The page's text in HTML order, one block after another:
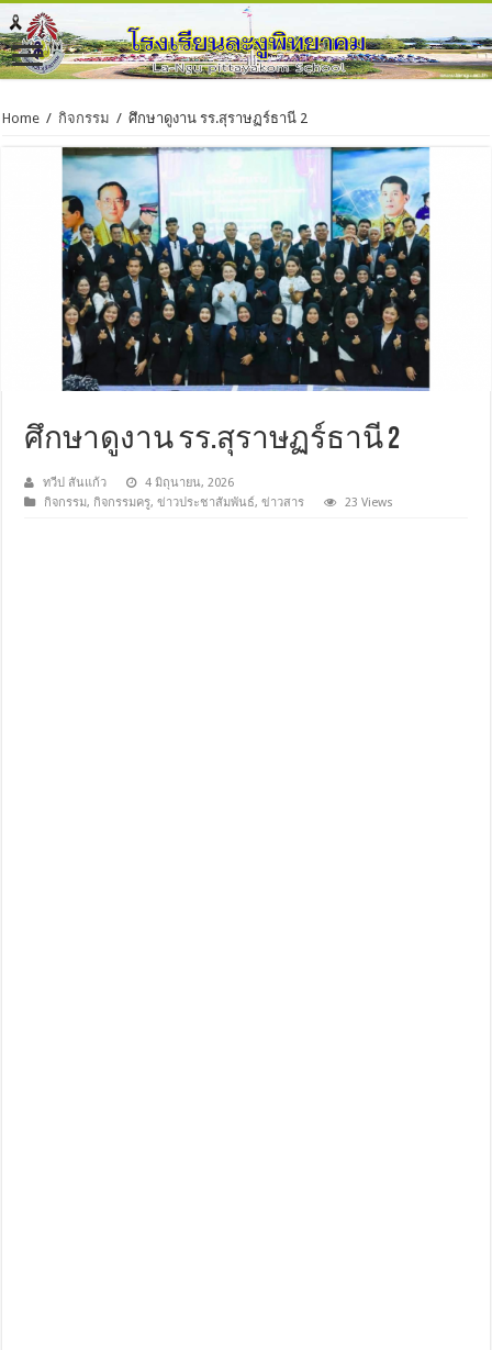
Home / กิจกรรม / ศึกษาดูงาน รร.สุราษฏร์ธานี 2
ศึกษาดูงาน รร.สุราษฏร์ธานี 2
ทวีป สันแก้ว
4 มิถุนายน, 2026
กิจกรรม, กิจกรรมครู,ข่าวประชาสัมพันธ์,ข่าวสาร 23 Views